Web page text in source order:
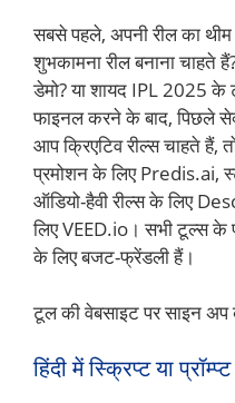
सबसे पहले, अपनी रील का
शुभकामना रील बनाना चाहते
डेमो? या शायद IPL 2025 के
फाइनल करने के बाद, पिछले
आप क्रिएटिव रील्स चाहते
प्रमोशन के लिए Predis.ai,
ऑडियो-हैवी रील्स के लिए
लिए VEED.io। सभी टूल्स के
के लिए बजट-फ्रेंडली हैं।
टूल की वेबसाइट पर साइन
हिंदी में स्क्रिप्ट या